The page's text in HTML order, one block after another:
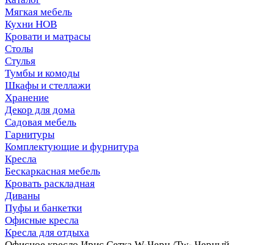
Мягкая мебель
Кухни НОВ
Кровати и матрасы
Столы
Стулья
Тумбы и комоды
Шкафы и стеллажи
Хранение
Декор для дома
Садовая мебель
Гарнитуры
Комплектующие и фурнитура
Кресла
Бескаркасная мебель
Кровать раскладная
Диваны
Пуфы и банкетки
Офисные кресла
Кресла для отдыха